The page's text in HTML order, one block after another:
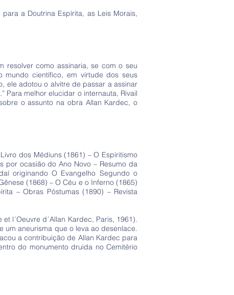
a Doutrina Espírita, as Leis Morais,
resolver como assinaria, se com o seu
mundo científico, em virtude dos seus
ele adotou o alvitre de passar a assinar
Para melhor elucidar o internauta, Rivail
o assunto na obra Allan Kardec, o
dos Médiuns (1861) – O Espiritismo
por ocasião do Ano Novo – Resumo da
originando O Evangelho Segundo o
(1868) – O Céu e o Inferno (1865)
– Obras Póstumas (1890) – Revista
l´Oeuvre d´Allan Kardec, Paris, 1961).
um aneurisma que o leva ao desenlace.
a contribuição de Allan Kardec para
do monumento druida no Cemitério